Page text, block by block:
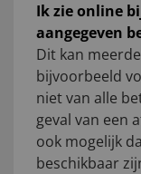
Ik zie online
aangegeven
Dit kan
bijvoorbeeld
niet van alle
geval van een
ook mogelijk
beschikbaar